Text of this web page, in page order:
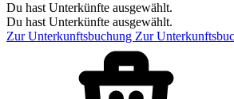
Du hast Unterkünfte ausgewählt.
Du hast Unterkünfte ausgewählt.
Zur Unterkunftsbuchung Zur